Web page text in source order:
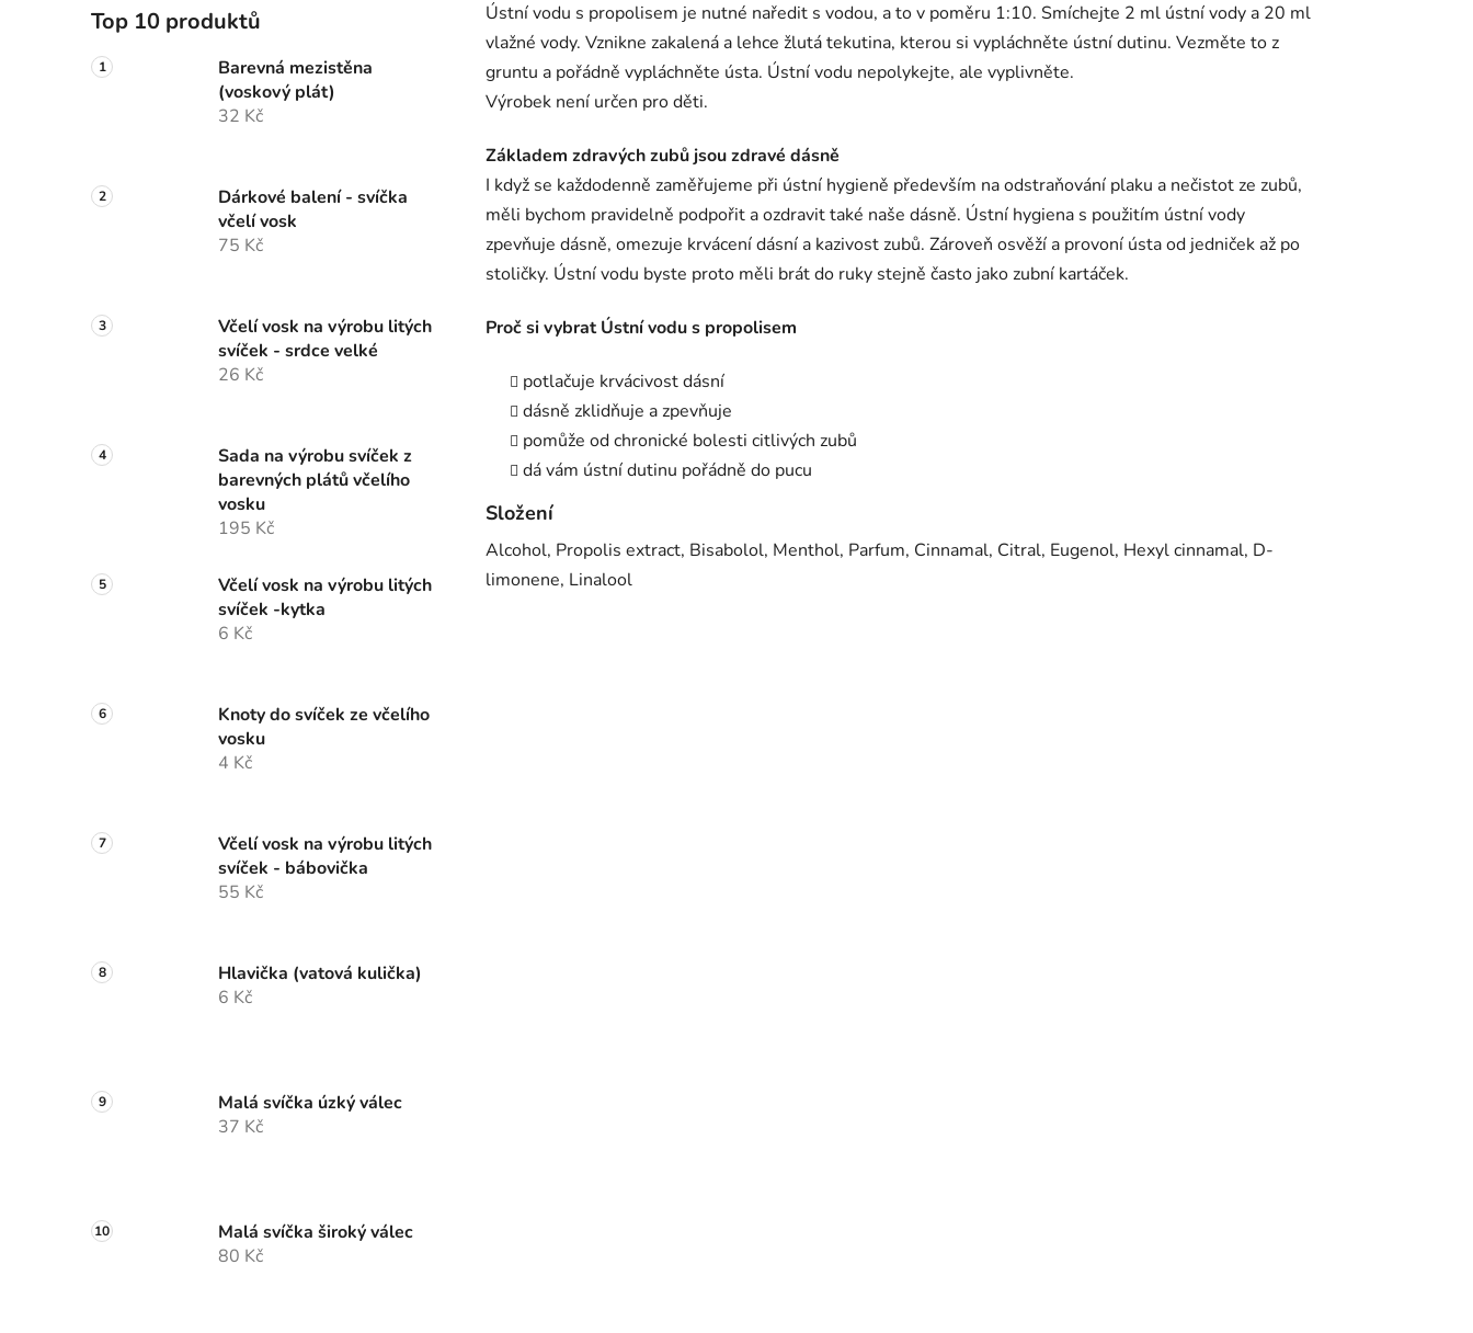
Top 10 produktů
Barevná mezistěna
(voskový plát)
32 Kč
Dárkové balení - svíčka
včelí vosk
75 Kč
Včelí vosk na výrobu litých
svíček - srdce velké
26 Kč
Sada na výrobu svíček z
barevných plátů včelího
vosku
195 Kč
Včelí vosk na výrobu litých
svíček -kytka
6 Kč
Knoty do svíček ze včelího
vosku
4 Kč
Včelí vosk na výrobu litých
svíček - bábovička
55 Kč
Hlavička (vatová kulička)
6 Kč
Malá svíčka úzký válec
37 Kč
Malá svíčka široký válec
80 Kč
Ústní vodu s propolisem je nutné naředit s vodou, a to v poměru 1:10. Smíchejte 2 ml ústní vody a 20 ml
vlažné vody. Vznikne zakalená a lehce žlutá tekutina, kterou si vypláchněte ústní dutinu. Vezměte to z
gruntu a pořádně vypláchněte ústa. Ústní vodu nepolykejte, ale vyplivněte.
Výrobek není určen pro děti.
Základem zdravých zubů jsou zdravé dásně
I když se každodenně zaměřujeme při ústní hygieně především na odstraňování plaku a nečistot ze zubů,
měli bychom pravidelně podpořit a ozdravit také naše dásně. Ústní hygiena s použitím ústní vody
zpevňuje dásně, omezuje krvácení dásní a kazivost zubů. Zároveň osvěží a provoní ústa od jedniček až po
stoličky. Ústní vodu byste proto měli brát do ruky stejně často jako zubní kartáček.
Proč si vybrat Ústní vodu s propolisem
potlačuje krvácivost dásní
dásně zklidňuje a zpevňuje
pomůže od chronické bolesti citlivých zubů
dá vám ústní dutinu pořádně do pucu
Složení
Alcohol, Propolis extract, Bisabolol, Menthol, Parfum, Cinnamal, Citral, Eugenol, Hexyl cinnamal, D-
limonene, Linalool